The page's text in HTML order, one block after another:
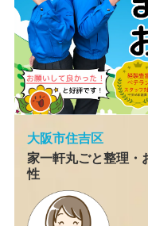
大阪市住吉区
家一軒丸ごと整理・
性